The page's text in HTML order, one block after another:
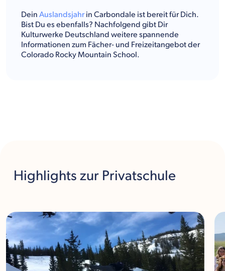
Dein Auslandsjahrin Carbondale ist bereit für Dich.
Bist Du es ebenfalls? Nachfolgend gibt Dir
Kulturwerke Deutschland weitere spannende
Informationen zum Fächer- und Freizeitangebot der
Colorado Rocky Mountain School.
Highlights zur Privatschule